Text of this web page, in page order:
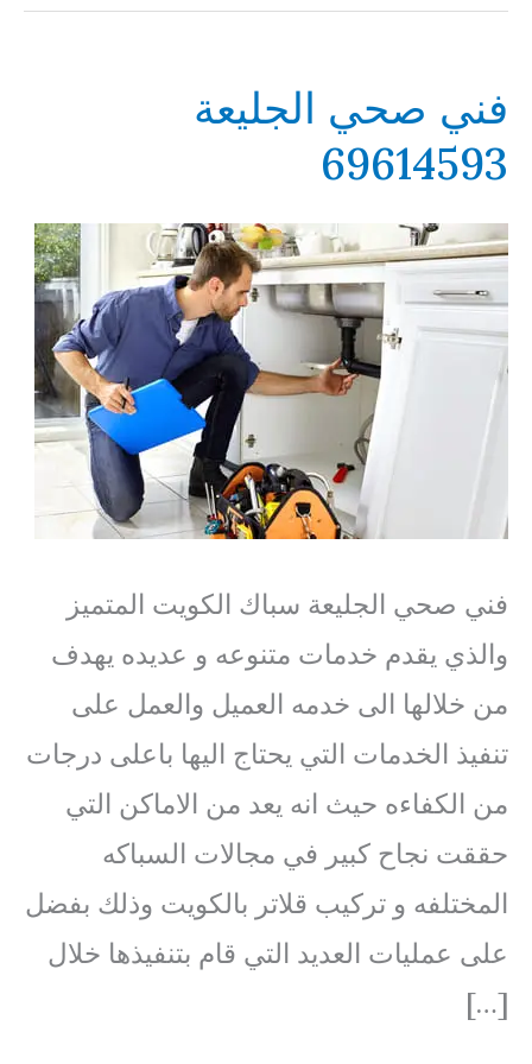
فني صحي الجليعة
69614593
فني صحي الجليعة سباك الكويت المتميز
والذي يقدم خدمات متنوعه و عديده يهدف
من خلالها الى خدمه العميل والعمل على
تنفيذ الخدمات التي يحتاج اليها باعلى درجات
من الكفاءه حيث انه يعد من الاماكن التي
حققت نجاح كبير في مجالات السباكه
المختلفه و تركيب قلاتر بالكويت وذلك بفضل
على عمليات العديد التي قام بتنفيذها خلال
[…]